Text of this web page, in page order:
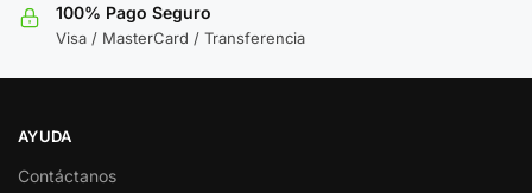
100% Pago Seguro
Visa / MasterCard / Transferencia
AYUDA
Contáctanos